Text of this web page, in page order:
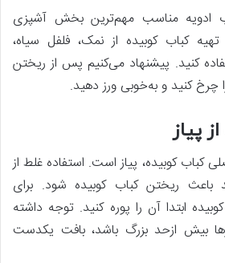
ادویه مناسب مهم‌ترین بخش آشپزی
کباب کوبیده از نمک، فلفل سیاه،
کنید. پیشنهاد می‌کنیم پس‌ از ریختن
چرخ کنید و به‌خوبی ورز دهید.
پیاز
کباب کوبیده، پیاز است. استفاده غلط از
باعث ریختن کباب کوبیده شود. برای
ابتدا آن را پوره کنید. توجه داشته
بیش ‌ازحد بزرگ باشد، بافت یکدست